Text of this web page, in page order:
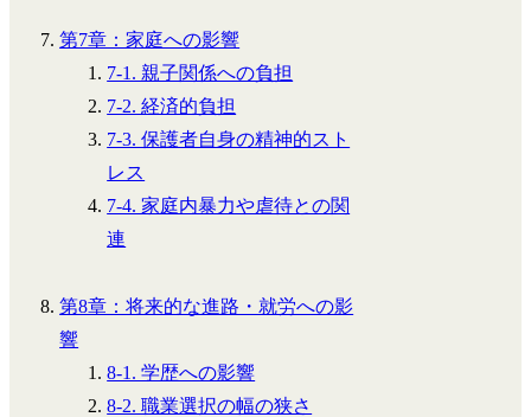
第7章：家庭への影響
7-1. 親子関係への負担
7-2. 経済的負担
7-3. 保護者自身の精神的スト
レス
7-4. 家庭内暴力や虐待との関
連
第8章：将来的な進路・就労への影
響
8-1. 学歴への影響
8-2. 職業選択の幅の狭さ